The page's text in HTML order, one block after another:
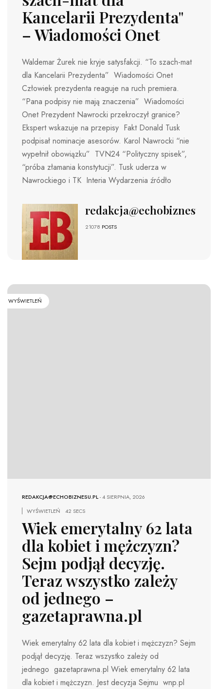
Kancelarii Prezydenta"
– Wiadomości Onet
Waldemar Żurek nie kryje satysfakcji. “To szach-mat
dla Kancelarii Prezydenta” Wiadomości Onet
Człowiek prezydenta reaguje na ruch premiera.
“Pana podpisy nie mają znaczenia” Wiadomości
Onet Prezydent Nawrocki przekroczył granice?
Ekspert wskazuje na przepisy Fakt Donald Tusk
podpisał nominacje asesorów. Karol Nawrocki “nie
wypełnił obowiązku” TVN24 “Polityczny spisek”,
“próba złamania konstytucji”. Tusk uderza w
Nawrockiego i TK Interia Wydarzenia źródło
redakcja@echobiznesu.pl
21078 POSTS
WYŚWIETLEŃ
REDAKCJA@ECHOBIZNESU.PL-4 SIERPNIA, 2026
WYŚWIETLEŃ
42 SECS
Wiek emerytalny 62 lata
dla kobiet i mężczyzn?
Sejm podjął decyzję.
Teraz wszystko zależy
od jednego –
gazetaprawna.pl
Wiek emerytalny 62 lata dla kobiet i mężczyzn? Sejm
podjął decyzję. Teraz wszystko zależy od
jednego gazetaprawna.pl Wiek emerytalny 62 lata
dla kobiet i mężczyzn. Jest decyzja Sejmu wnp.pl